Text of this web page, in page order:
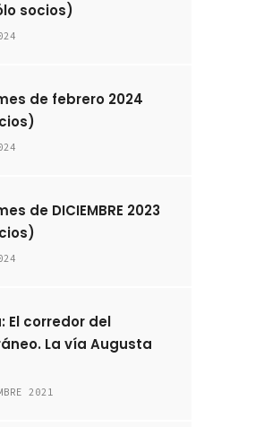
socios)
de febrero 2024
de DICIEMBRE 2023
El corredor del
La vía Augusta
2021